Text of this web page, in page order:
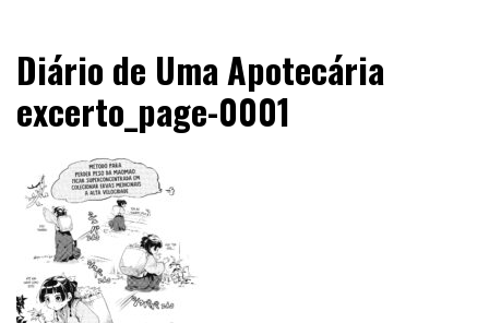
Central Comics
Diário de Uma Apotecária
excerto_page-0001